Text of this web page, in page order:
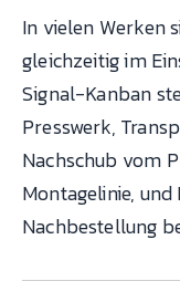
In vielen Werken
gleichzeitig im
Signal-Kanban
Presswerk,
Nachschub vom
Montagelinie,
Nachbestellung